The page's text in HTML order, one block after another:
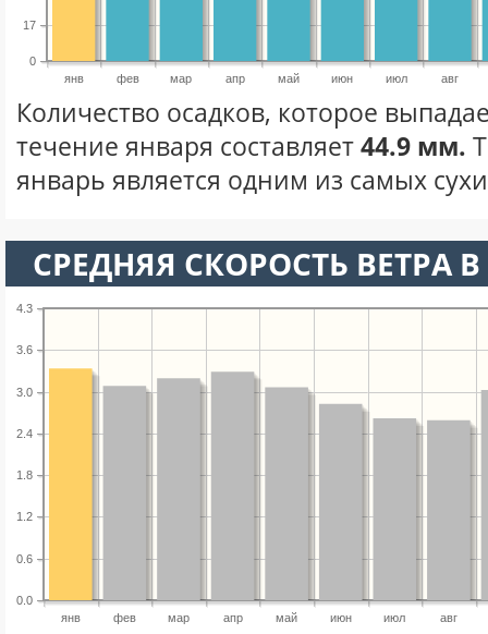
янв фев мар апр май июн июл авг
0
17
Количество осадков, которое
течение января составляет44.9 мм.
январь является одним из самых
СРЕДНЯЯ СКОРОСТЬ ВЕТРА
янв фев мар апр май июн июл авг
0.0
0.6
1.2
1.8
2.4
3.0
3.6
4.3